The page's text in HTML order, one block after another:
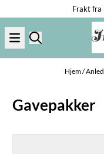
Frakt
Hjem/
Gavepakker